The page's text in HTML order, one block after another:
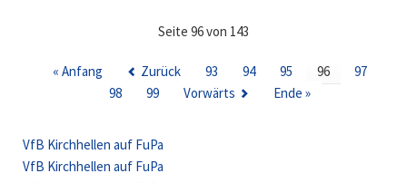
Seite 96 von 143
« Anfang Zurück 93 94 95 96
97
98
99 Vorwärts Ende »
VfB Kirchhellen auf FuPa
VfB Kirchhellen auf FuPa